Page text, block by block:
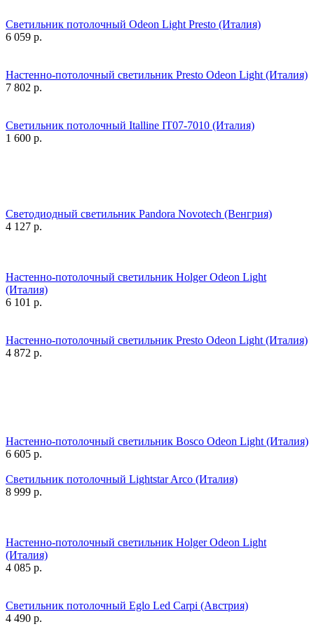
Светильник потолочный Odeon Light Presto (Италия)
6 059 р.
Настенно-потолочный светильник Presto Odeon Light (Италия)
7 802 р.
Светильник потолочный Italline IT07-7010 (Италия)
1 600 р.
Светодиодный светильник Pandora Novotech (Венгрия)
4 127 р.
Настенно-потолочный светильник Holger Odeon Light
(Италия)
6 101 р.
Настенно-потолочный светильник Presto Odeon Light (Италия)
4 872 р.
Настенно-потолочный светильник Bosco Odeon Light (Италия)
6 605 р.
Светильник потолочный Lightstar Arco (Италия)
8 999 р.
Настенно-потолочный светильник Holger Odeon Light
(Италия)
4 085 р.
Светильник потолочный Eglo Led Carpi (Австрия)
4 490 р.